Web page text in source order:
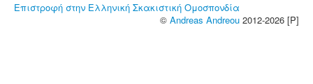
Επιστροφή στην Ελληνική Σκακιστική Ομοσπονδία
© Andreas Andreou 2012-2026 [P]